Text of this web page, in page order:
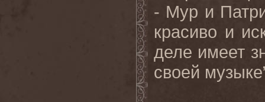
- Мур и
красиво и
деле имеет
своей